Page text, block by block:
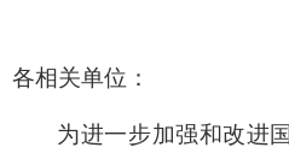
各相关单位：
为进一步加强和改进